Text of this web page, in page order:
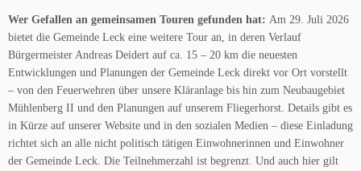
Wer Gefallen an gemeinsamen Touren gefunden hat: Am 29. Juli 2026
bietet die Gemeinde Leck eine weitere Tour an, in deren Verlauf
Bürgermeister Andreas Deidert auf ca. 15 – 20 km die neuesten
Entwicklungen und Planungen der Gemeinde Leck direkt vor Ort vorstellt
– von den Feuerwehren über unsere Kläranlage bis hin zum Neubaugebiet
Mühlenberg II und den Planungen auf unserem Fliegerhorst. Details gibt es
in Kürze auf unserer Website und in den sozialen Medien – diese Einladung
richtet sich an alle nicht politisch tätigen Einwohnerinnen und Einwohner
der Gemeinde Leck. Die Teilnehmerzahl ist begrenzt. Und auch hier gilt